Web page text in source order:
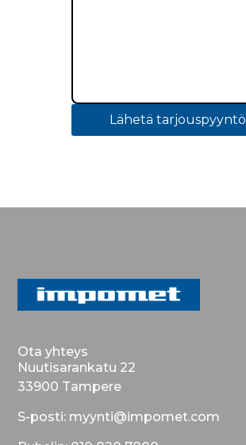
Lähetä tarjouspyyntö
Ota yhteys
Nuutisarankatu 22
33900 Tampere
S-posti: myynti@impomet.com